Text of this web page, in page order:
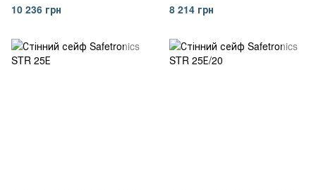
10 236 грн 8 214 грн